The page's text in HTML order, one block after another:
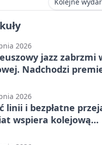
2026
jazz zabrzmi
Nadchodzi
2026
linii i bezpłatne
wspiera kolejową